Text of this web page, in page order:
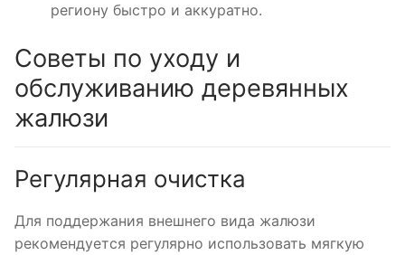
региону быстро и аккуратно.
Советы по уходу и
обслуживанию деревянных
жалюзи
Регулярная очистка
Для поддержания внешнего вида жалюзи
рекомендуется регулярно использовать мягкую